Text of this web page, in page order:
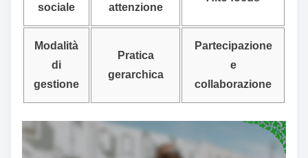
sociale attenzione
Modalità
di
gestione
Pratica
gerarchica
Partecipazione
e
collaborazione